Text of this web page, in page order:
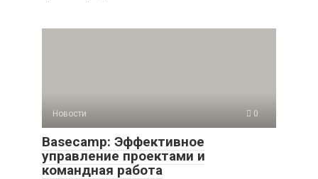
Новости 0
Basecamp: Эффективное
управление проектами и
командная работа